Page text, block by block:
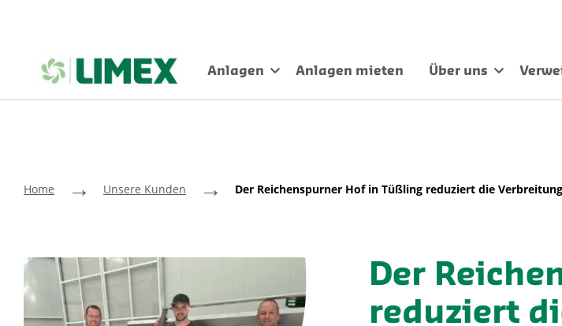
Anlagen Anlagen mieten Über uns
Home → Unsere Kunden → Der Reichenspurner Hof in Tüßling reduziert die
Der
reduziert